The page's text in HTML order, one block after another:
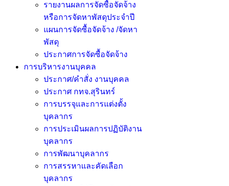
รายงานผลการจัดซื้อจัดจ้าง
หรือการจัดหาพัสดุประจำปี
แผนการจัดซื้อจัดจ้าง /จัดหา
พัสดุ
ประกาศการจัดซื้อจัดจ้าง
การบริหารงานบุคคล
ประกาศ/คำสั่ง งานบุคคล
ประกาศ กทจ.สุรินทร์
การบรรจุและการแต่งตั้ง
บุคลากร
การประเมินผลการปฏิบัติงาน
บุคลากร
การพัฒนาบุคลากร
การสรรหาและคัดเลือก
บุคลากร